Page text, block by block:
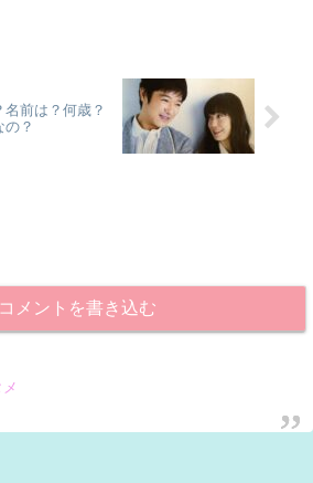
前は？何歳？
？
コメントを書き込む